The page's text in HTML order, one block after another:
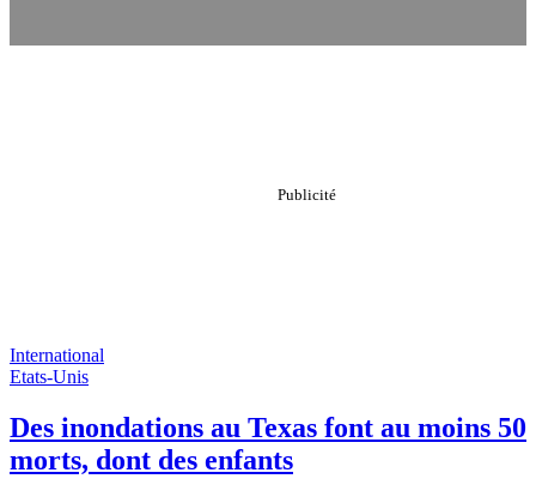
International
Etats-Unis
Des inondations au Texas font au moins 50
morts, dont des enfants